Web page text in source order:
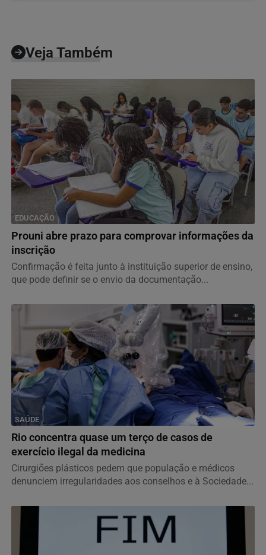
Veja Também
EDUCAÇÃO
Prouni abre prazo para comprovar informações da
inscrição
Confirmação é feita junto à instituição superior de ensino,
que pode definir se o envio da documentação...
SAÚDE
Rio concentra quase um terço de casos de
exercício ilegal da medicina
Cirurgiões plásticos pedem que população e médicos
denunciem irregularidades aos conselhos e à Sociedade...